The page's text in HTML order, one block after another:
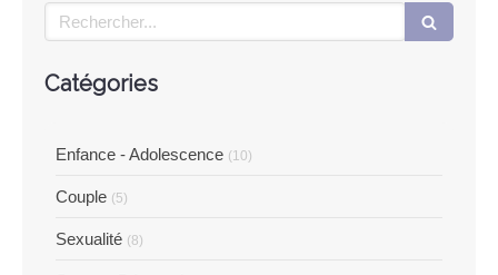
Rechercher
Catégories
Enfance - Adolescence (10)
Couple (5)
Sexualité (8)